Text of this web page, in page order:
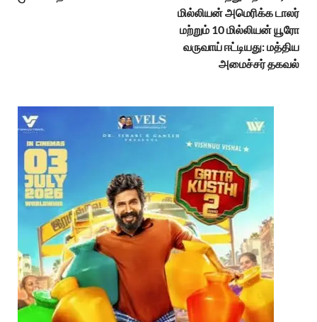
மில்லியன் அமெரிக்க டாலர்
மற்றும் 10 மில்லியன் யூரோ
வருவாய் ஈட்டியது: மத்திய
அமைச்சர் தகவல்